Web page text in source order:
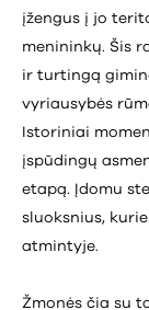
įžengus į jo
menininkų. Šis
ir turtingą
vyriausybės
Istoriniai
įspūdingų
etapą. Įdomu
sluoksnius,
atmintyje.
Žmonės čia su